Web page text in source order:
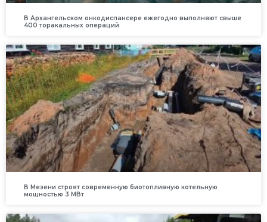
В Архангельском онкодиспансере ежегодно выполняют свыше
400 торакальных операций
В Мезени строят современную биотопливную котельную
мощностью 3 МВт